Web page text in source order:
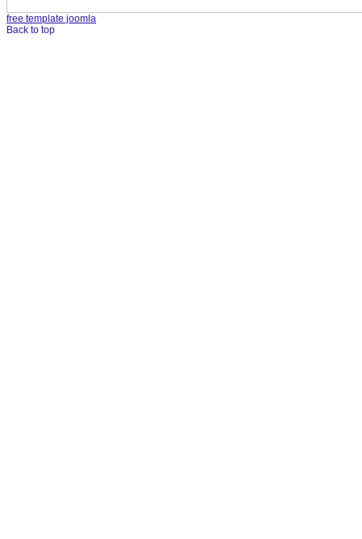
free template joomla
Back to top